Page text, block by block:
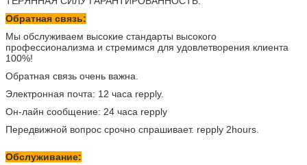
Обратная связь:
Мы обслуживаем высокие стандарты высокого
профессионализма и стремимся для удовлетворения клиента
100%!
Обратная связь очень важна.
Электронная почта: 12 часа repply.
Он-лайн сообщение: 24 часа repply
Передвижной вопрос срочно спрашивает. repply 2hours.
Обслуживание: